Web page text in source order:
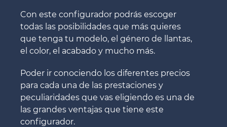
Con este configurador podrás escoger
todas las posibilidades que más quieres
que tenga tu modelo, el género de llantas,
el color, el acabado y mucho más.
Poder ir conociendo los diferentes precios
para cada una de las prestaciones y
peculiaridades que vas eligiendo es una de
las grandes ventajas que tiene este
configurador.